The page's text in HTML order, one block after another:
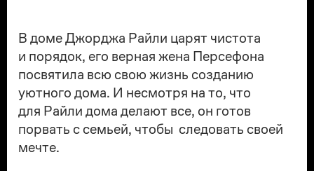
В доме Джорджа Райли царят чистота
и порядок, его верная жена Персефона
посвятила всю свою жизнь созданию
уютного дома. И несмотря на то, что
для Райли дома делают все, он готов
порвать с семьей, чтобы следовать своей
мечте.